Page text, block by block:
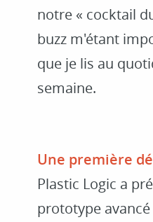
notre « cocktail
buzz m'étant
que je lis au
semaine.
Une première
Plastic Logic a
prototype